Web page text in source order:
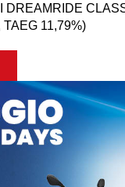
DREAMRIDE
TAEG 11,79%)